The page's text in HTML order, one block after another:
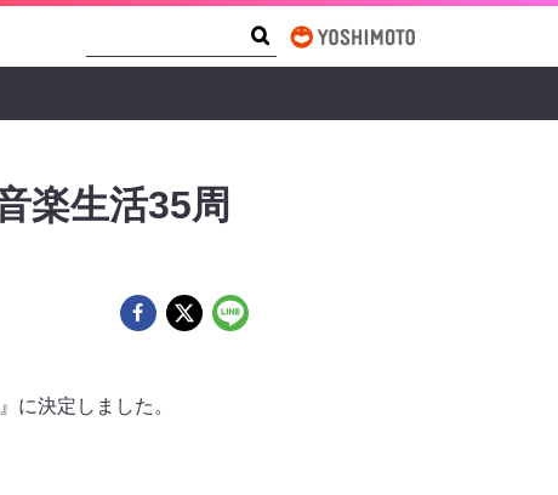
楽生活35周
に決定しました。